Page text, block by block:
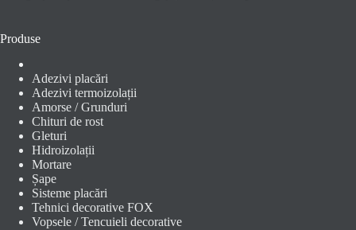
Produse
Adezivi placări
Adezivi termoizolații
Amorse / Grunduri
Chituri de rost
Gleturi
Hidroizolații
Mortare
Șape
Sisteme placări
Tehnici decorative FOX
Vopsele / Tencuieli decorative